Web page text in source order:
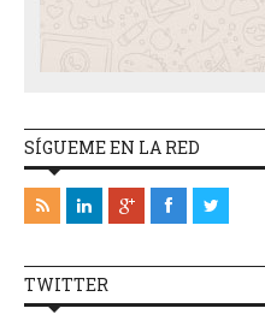
SÍGUEME EN LA RED
TWITTER